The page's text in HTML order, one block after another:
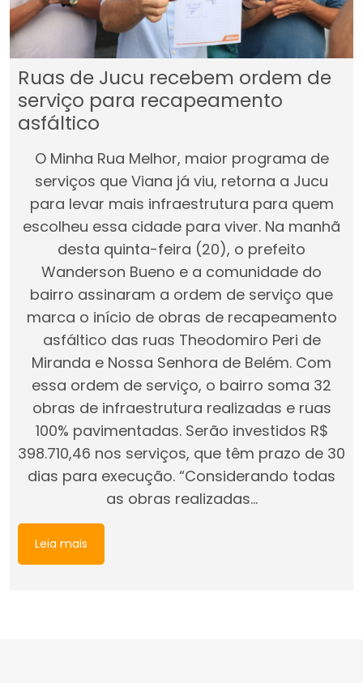
Ruas de Jucu recebem ordem de
serviço para recapeamento
asfáltico
O Minha Rua Melhor, maior programa de
serviços que Viana já viu, retorna a Jucu
para levar mais infraestrutura para quem
escolheu essa cidade para viver. Na manhã
desta quinta-feira (20), o prefeito
Wanderson Bueno e a comunidade do
bairro assinaram a ordem de serviço que
marca o início de obras de recapeamento
asfáltico das ruas Theodomiro Peri de
Miranda e Nossa Senhora de Belém. Com
essa ordem de serviço, o bairro soma 32
obras de infraestrutura realizadas e ruas
100% pavimentadas. Serão investidos R$
398.710,46 nos serviços, que têm prazo de 30
dias para execução. “Considerando todas
as obras realizadas…
Leia mais